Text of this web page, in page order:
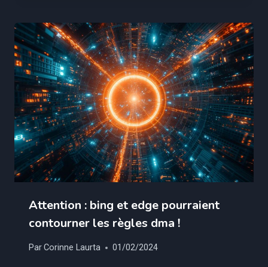
Attention : bing et edge pourraient
contourner les règles dma !
ParCorinne Laurta 01/02/2024